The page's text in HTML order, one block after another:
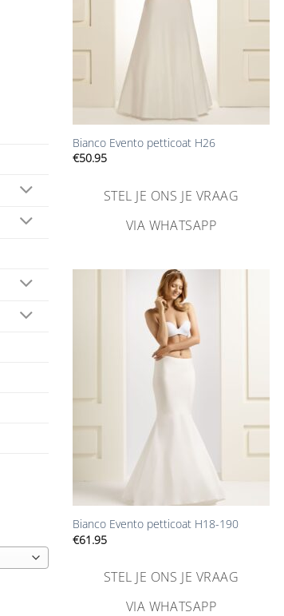
+
Bianco Evento petticoat H26
€50.95
STEL JE ONS JE VRAAG
VIA WHATSAPP
Bianco Evento petticoat H18-190
€61.95
STEL JE ONS JE VRAAG
VIA WHATSAPP